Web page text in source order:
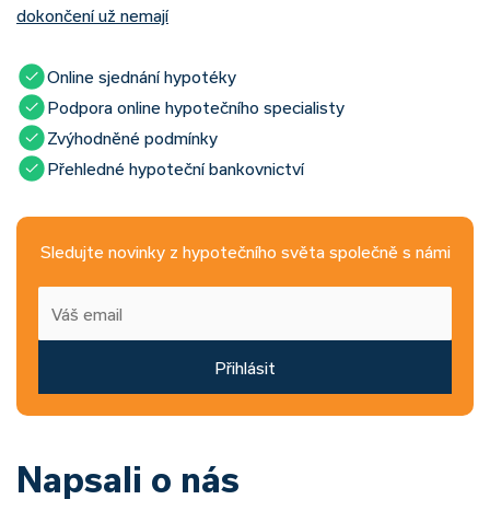
dokončení už nemají
Online sjednání hypotéky
Podpora online hypotečního specialisty
Zvýhodněné podmínky
Přehledné hypoteční bankovnictví
Sledujte novinky z hypotečního světa společně s námi
Přihlásit
Napsali o nás